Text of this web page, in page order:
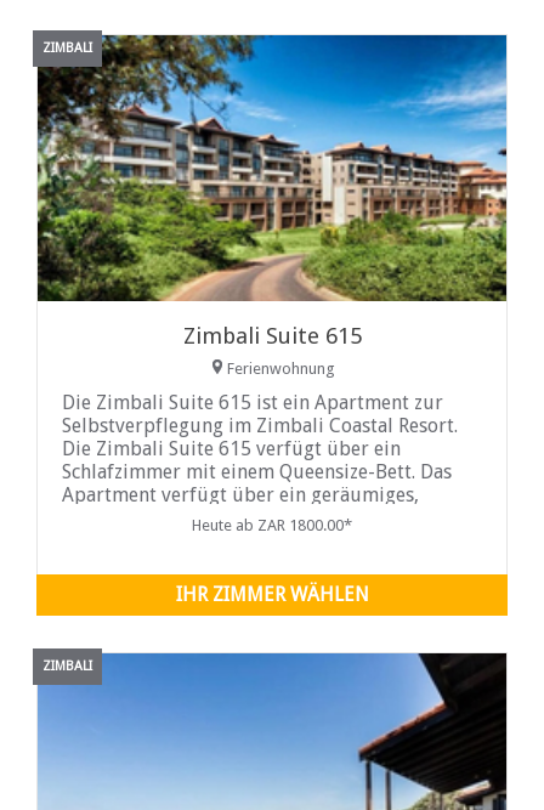
ZIMBALI
Zimbali Suite 615
Ferienwohnung
Die Zimbali Suite 615 ist ein Apartment zur
Selbstverpflegung im Zimbali Coastal Resort.
Die Zimbali Suite 615 verfügt über ein
Schlafzimmer mit einem Queensize-Bett. Das
Apartment verfügt über ein geräumiges,
komfortables Wohnzimmer, ein Esszimmer und
Heute ab ZAR 1800.00*
IHR ZIMMER WÄHLEN
ZIMBALI